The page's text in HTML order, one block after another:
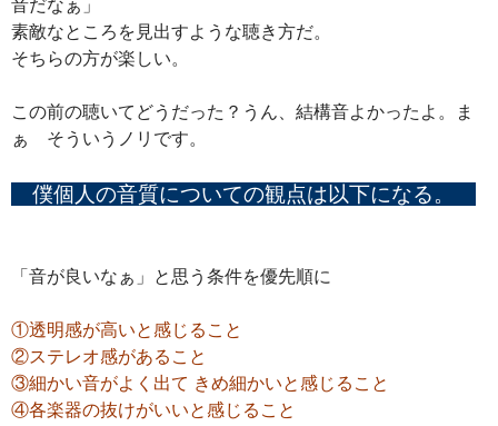
音だなぁ」
素敵なところを見出すような聴き方だ。
そちらの方が楽しい。
この前の聴いてどうだった？うん、結構音よかったよ。ま
ぁ そういうノリです。
僕個人の音質についての観点は以下になる。
「音が良いなぁ」と思う条件を優先順に
①透明感が高いと感じること
②ステレオ感があること
③細かい音がよく出て きめ細かいと感じること
④各楽器の抜けがいいと感じること